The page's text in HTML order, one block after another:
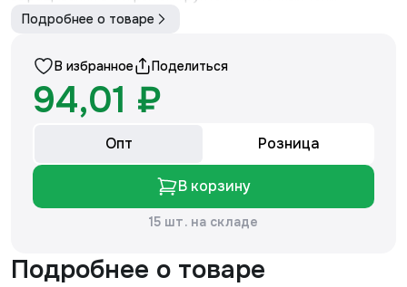
Подробнее о товаре
В избранное Поделиться
94,01 ₽
Опт Розница
В корзину
15 шт. на складе
Подробнее о товаре